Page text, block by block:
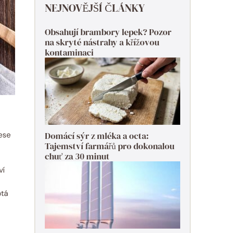
NEJNOVĚJŠÍ ČLÁNKY
Obsahují brambory lepek? Pozor
na skryté nástrahy a křížovou
kontaminaci
Domácí sýr z mléka a octa:
Tajemství farmářů pro dokonalou
chuť za 30 minut